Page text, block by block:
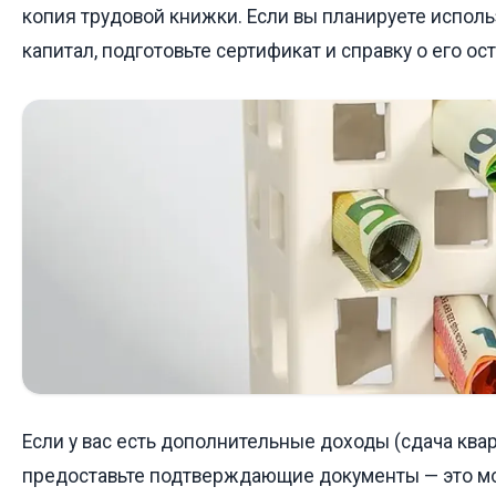
копия трудовой книжки. Если вы планируете
капитал, подготовьте сертификат и справку о его
Если у вас есть дополнительные доходы (сдача
предоставьте подтверждающие документы — это